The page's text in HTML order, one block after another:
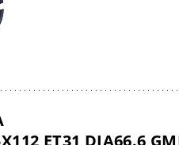
ET31 DIA66.6